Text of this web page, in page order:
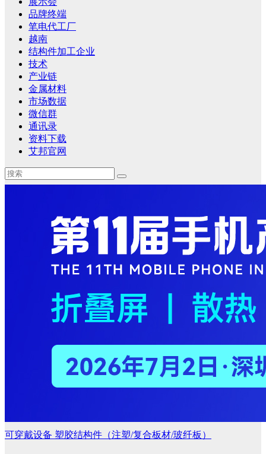
品牌终端
笔电代工厂
越南
结构件加工企业
技术
产业链
金属材料
市场数据
微信群
通讯录
资料下载
艾邦官网
可穿戴设备 塑胶结构件（注塑/复合板材/玻纤板）